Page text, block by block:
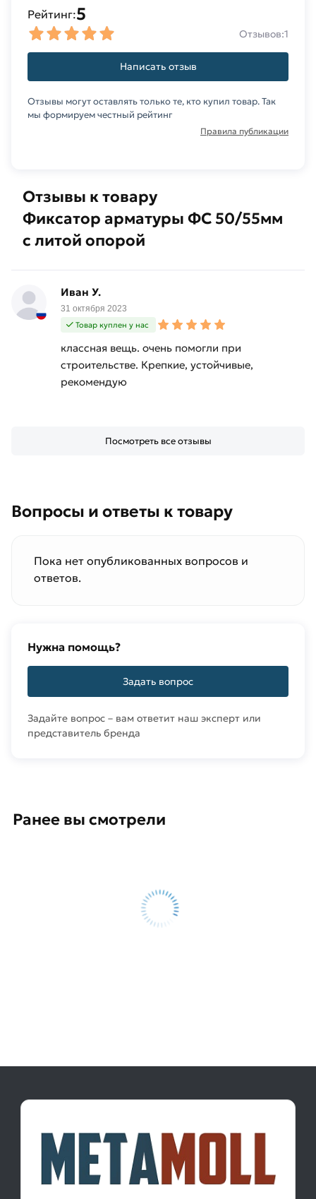
сертифицирован, соответствует всем
стандартам качества. Возврат купленного
Отзывы к товару
Фиксатор арматуры ФС 50/55мм
с литой опорой
Иван У.
31 октября 2023
Товар куплен у нас
классная вещь. очень помогли при
строительстве. Крепкие, устойчивые,
рекомендую
Посмотреть все отзывы
Рейтинг:5
Отзывов:1
Написать отзыв
Отзывы могут оставлять только те, кто купил товар. Так
мы формируем честный рейтинг
Правила публикации
Вопросы и ответы к товару
Пока нет опубликованных вопросов и
ответов.
Нужна помощь?
Задать вопрос
Задайте вопрос – вам ответит наш эксперт или
представитель бренда
Ранее вы смотрели